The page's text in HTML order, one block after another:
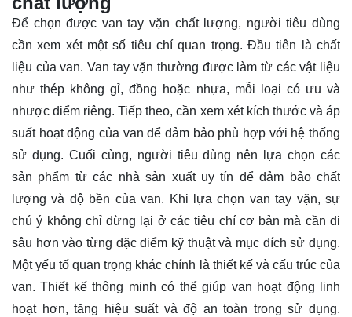
Để chọn được van tay vặn chất lượng, người tiêu dùng
cần xem xét một số tiêu chí quan trọng. Đầu tiên là chất
liệu của van. Van tay vặn thường được làm từ các vật liệu
như thép không gỉ, đồng hoặc nhựa, mỗi loại có ưu và
nhược điểm riêng. Tiếp theo, cần xem xét kích thước và áp
suất hoạt động của van để đảm bảo phù hợp với hệ thống
sử dụng. Cuối cùng, người tiêu dùng nên lựa chọn các
sản phẩm từ các nhà sản xuất uy tín để đảm bảo chất
lượng và độ bền của van. Khi lựa chọn van tay vặn, sự
chú ý không chỉ dừng lại ở các tiêu chí cơ bản mà cần đi
sâu hơn vào từng đặc điểm kỹ thuật và mục đích sử dụng.
Một yếu tố quan trọng khác chính là thiết kế và cấu trúc của
van. Thiết kế thông minh có thể giúp van hoạt động linh
hoạt hơn, tăng hiệu suất và độ an toàn trong sử dụng.